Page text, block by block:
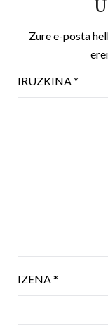
Zure e-posta
IRUZKINA*
IZENA*